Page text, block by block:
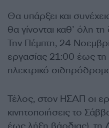
Θα υπάρξει και
θα γίνονται καθ’ όλη
Την Πέμπτη, 24
εργασίας 21:00 έως
ηλεκτρικό
Τέλος, στον ΗΣΑΠ οι
κινητοποιήσεις το